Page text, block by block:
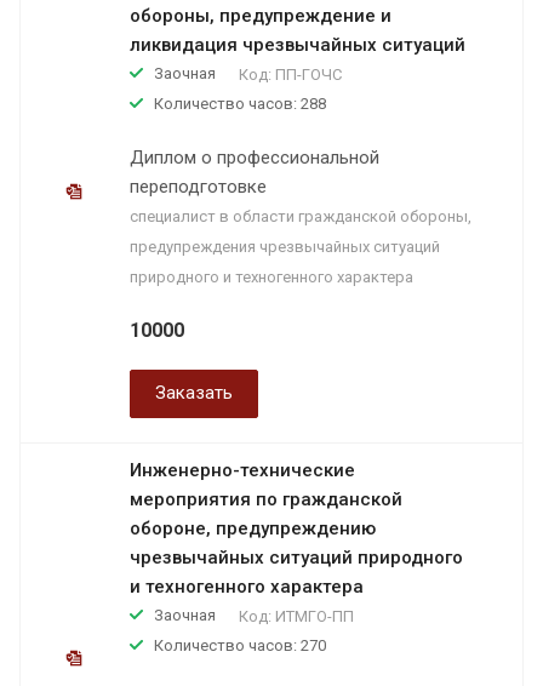
обороны, предупреждение и
ликвидация чрезвычайных ситуаций
Заочная Код: ПП-ГОЧС
Количество часов: 288
Диплом о профессиональной
переподготовке
специалист в области гражданской обороны,
предупреждения чрезвычайных ситуаций
природного и техногенного характера
10000
Заказать
Инженерно-технические
мероприятия по гражданской
обороне, предупреждению
чрезвычайных ситуаций природного
и техногенного характера
Заочная Код: ИТМГО-ПП
Количество часов: 270